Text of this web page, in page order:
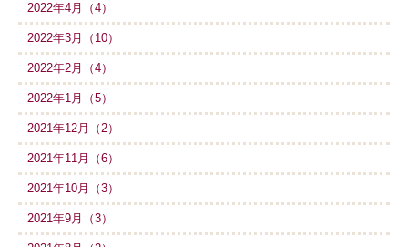
2022年4月（4）
2022年3月（10）
2022年2月（4）
2022年1月（5）
2021年12月（2）
2021年11月（6）
2021年10月（3）
2021年9月（3）